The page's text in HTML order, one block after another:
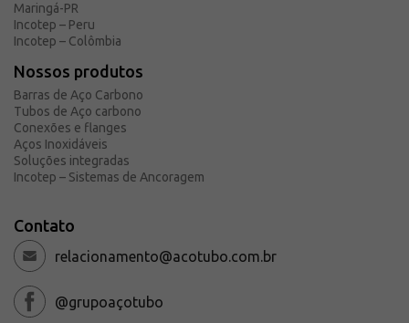
Qualidade
Planos de Financiamento
Compliance e LGPD
Ouvidoria
Blog
ESG
Trabalhe conosco
Maringá-PR
Incotep – Peru
Incotep – Colômbia
Nossos produtos
Barras de Aço Carbono
Tubos de Aço carbono
Conexões e flanges
Aços Inoxidáveis
Soluções integradas
Incotep – Sistemas de Ancoragem
Contato
relacionamento@acotubo.com.br
@grupoaçotubo